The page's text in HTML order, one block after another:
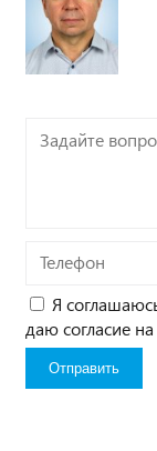
Задайте
вопрос*
Телефон
Я
даю согласие